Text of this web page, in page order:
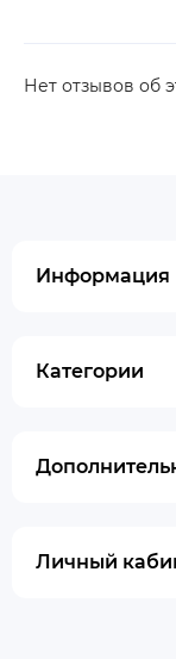
Нет отзывов об
Информация
Категории
Личный